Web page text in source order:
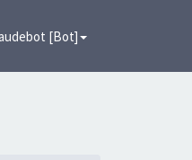
[Bot]